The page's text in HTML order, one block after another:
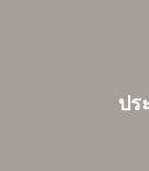
ปร